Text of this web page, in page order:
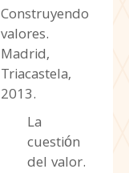
Construyendo
valores.
Madrid,
Triacastela,
2013.
La
cuestión
del valor.